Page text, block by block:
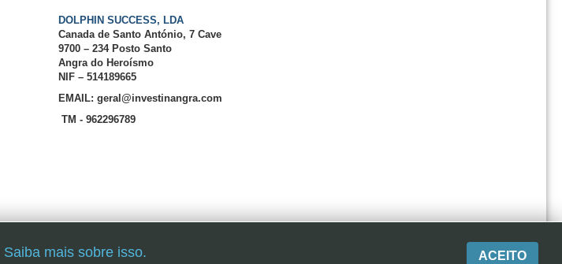
DOLPHIN SUCCESS, LDA
Canada de Santo António, 7 Cave
9700 – 234 Posto Santo
Angra do Heroísmo
NIF – 514189665
EMAIL: geral@investinangra.com
TM - 962296789
Saiba mais sobre isso. ACEITO